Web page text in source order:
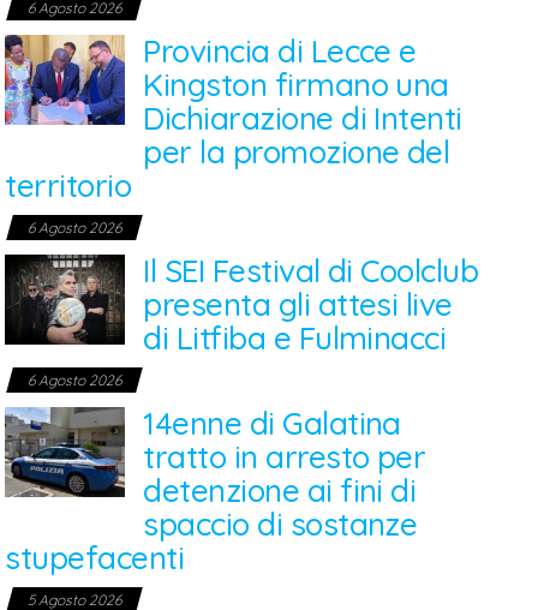
6 Agosto 2026
Provincia di Lecce e
Kingston firmano una
Dichiarazione di Intenti
per la promozione del
territorio
6 Agosto 2026
Il SEI Festival di Coolclub
presenta gli attesi live
di Litfiba e Fulminacci
6 Agosto 2026
14enne di Galatina
tratto in arresto per
detenzione ai fini di
spaccio di sostanze
stupefacenti
5 Agosto 2026